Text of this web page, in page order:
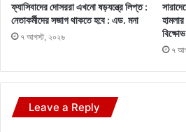
ফ্যাসিবাদের দোসররা এখনো ষড়যন্ত্রে লিপ্ত :
নেতাকর্মীদের সজাগ থাকতে হবে : এড. মনা
৭ আগস্ট, ২০২৬
বিক্ষোভ
৭
Leave a Reply